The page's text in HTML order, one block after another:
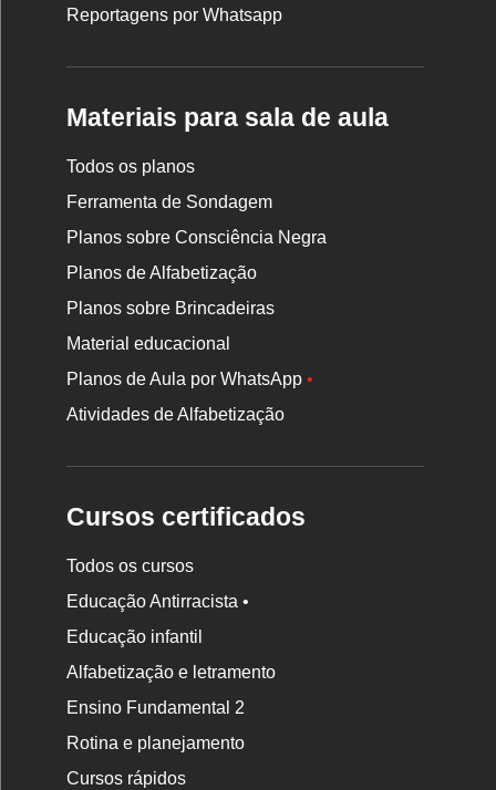
Reportagens por Whatsapp
Materiais para sala de aula
Todos os planos
Ferramenta de Sondagem
Planos sobre Consciência Negra
Planos de Alfabetização
Planos sobre Brincadeiras
Material educacional
Planos de Aula por WhatsApp•
Atividades de Alfabetização
Cursos certificados
Todos os cursos
Educação Antirracista •
Educação infantil
Alfabetização e letramento
Ensino Fundamental 2
Rotina e planejamento
Cursos rápidos